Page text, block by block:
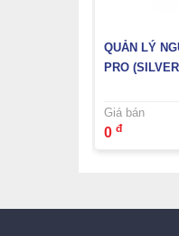
QUẢN LÝ
PRO
Giá bán
0 đ